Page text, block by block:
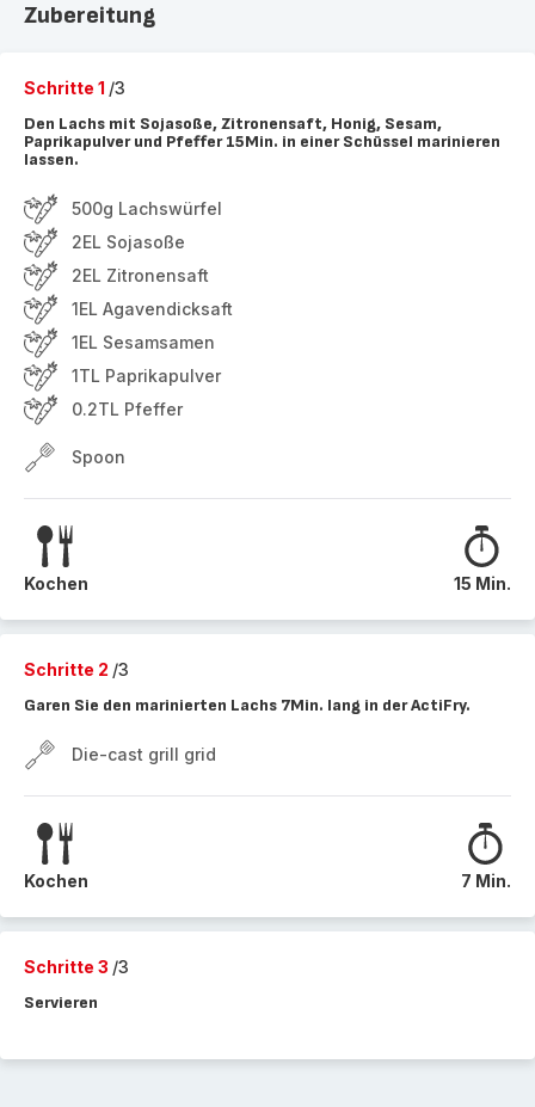
Zubereitung
Schritte 1 /3
Den Lachs mit Sojasoße, Zitronensaft, Honig, Sesam,
Paprikapulver und Pfeffer 15Min. in einer Schüssel marinieren
lassen.
500g Lachswürfel
2EL Sojasoße
2EL Zitronensaft
1EL Agavendicksaft
1EL Sesamsamen
1TL Paprikapulver
0.2TL Pfeffer
Spoon
Kochen 15 Min.
Schritte 2 /3
Garen Sie den marinierten Lachs 7Min. lang in der ActiFry.
Die-cast grill grid
Kochen 7 Min.
Schritte 3 /3
Servieren